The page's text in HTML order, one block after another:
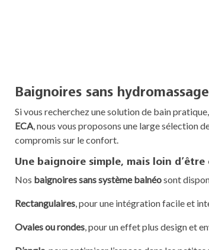
Baignoires sans
Si vous recherchez une solution de bain
ECA, nous vous proposons une large sélection
compromis sur le confort.
Une baignoire simple, mais loin
Nos baignoires sans système balnéosont
Rectangulaires, pour une intégration facile et
Ovales ou rondes, pour un effet plus design et